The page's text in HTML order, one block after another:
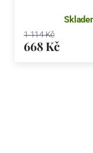
1 114 Kč
668 Kč